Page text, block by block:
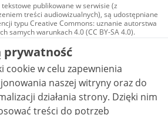
tekstowe publikowane w serwisie (z
treści audiowizualnych), są udostępniane
typu Creative Commons: uznanie autorstwa
samych warunkach 4.0 (CC BY-SA 4.0).
audiowizualne, w tym zdjęcia, materiały
wideo, są udostępniane na licencji typu
Commons: uznanie autorstwa użycie
- bez utworów zależnych 4.0 (CC BY-
4.0), o ile nie jest to stwierdzone inaczej.
prywatność
cookie w celu zapewnienia
naszej witryny oraz do
działania strony. Dzięki nim
treści do potrzeb